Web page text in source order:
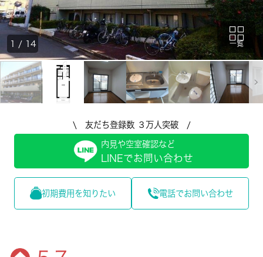
一覧
1 / 14
\ 友だち登録数 ３万人突破 /
内見や空室確認など
LINEでお問い合わせ
初期費用を知りたい 電話でお問い合わせ